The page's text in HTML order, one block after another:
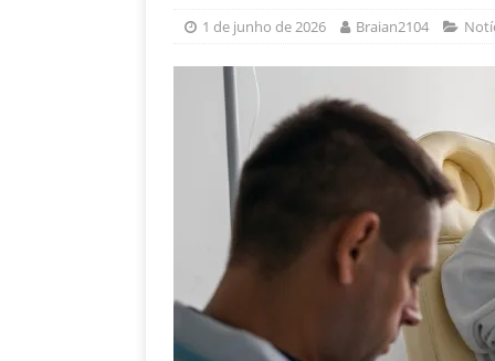
1 de junho de 2026 Braian2104